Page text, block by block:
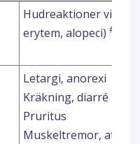
Hudreaktioner vid
erytem, alopeci) #
Letargi, anorexi
Kräkning, diarré
Pruritus
Muskeltremor, ataxi,